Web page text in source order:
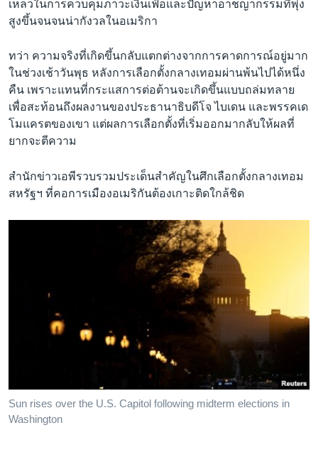
เหลวในการควบคุมภาวะเงินเฟ้อและปัญหาอาชญากรรมที่พุ่ง
สูงขึ้นจนจนน่ากังวลในอเมริกา
ทว่า ความจริงที่เกิดขึ้นกลับแตกต่างจากการคาดการณ์อยู่มาก
ในช่วงเช้าวันพุธ หลังการเลือกตั้งกลางเทอมผ่านพ้นไปได้หนึ่ง
คืน เพราะแทนที่กระแสการต่อต้านจะเกิดขึ้นแบบถล่มทลาย
เพื่อสะท้อนถึงผลงานของประธานาธิบดีโจ ไบเดน และพรรคเด
โมแครตของเขา แต่ผลการเลือกตั้งที่เริ่มออกมากลับให้ผลที่
ยากจะตีความ
สำนักข่าวเอพีรวบรวมประเด็นสำคัญในศึกเลือกตั้งกลางเทอม
สหรัฐฯ ที่คอการเมืองอเมริกันต้องเกาะติดใกล้ชิด
Sun rises over the U.S. Capitol following midterm elections in
Washington